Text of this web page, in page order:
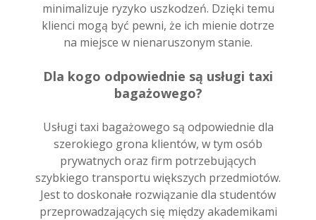
minimalizuje ryzyko uszkodzeń. Dzięki temu
klienci mogą być pewni, że ich mienie dotrze
na miejsce w nienaruszonym stanie.
Dla kogo odpowiednie są usługi taxi
bagażowego?
Usługi taxi bagażowego są odpowiednie dla
szerokiego grona klientów, w tym osób
prywatnych oraz firm potrzebujących
szybkiego transportu większych przedmiotów.
Jest to doskonałe rozwiązanie dla studentów
przeprowadzających się między akademikami